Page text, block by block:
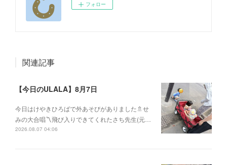
フォロー
関連記事
【今日のULALA】8月7日
今日はけやきひろばで外あそびがありました🚿せ
みの大合唱〽飛び入りできてくれたさち先生(元…
2026.08.07 04:06